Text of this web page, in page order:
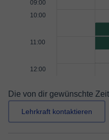
09:00
10:00
11:00
12:00
Die von dir gewünschte
Lehrkraft kontaktieren